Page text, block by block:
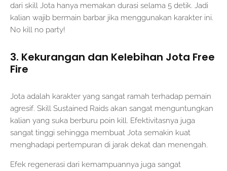
dari skill Jota hanya memakan durasi selama 5 detik. Jadi
kalian wajib bermain barbar jika menggunakan karakter ini.
No kill no party!
3. Kekurangan dan Kelebihan Jota Free
Fire
Jota adalah karakter yang sangat ramah terhadap pemain
agresif. Skill Sustained Raids akan sangat menguntungkan
kalian yang suka berburu poin kill. Efektivitasnya juga
sangat tinggi sehingga membuat Jota semakin kuat
menghadapi pertempuran di jarak dekat dan menengah.
Efek regenerasi dari kemampuannya juga sangat